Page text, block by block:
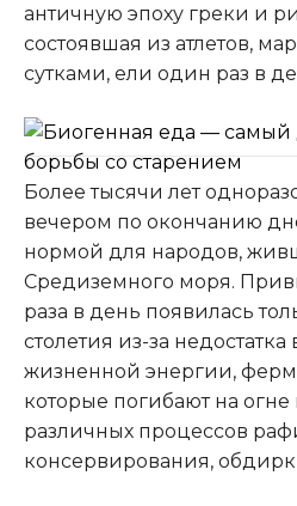
античную эпоху греки и
состоявшая из атлетов,
сутками, ели один раз в
Более тысячи лет
вечером по окончанию
нормой для народов,
Средиземного моря.
раза в день появилась
столетия из-за
жизненной энергии,
которые погибают на
различных процессов
консервирования,